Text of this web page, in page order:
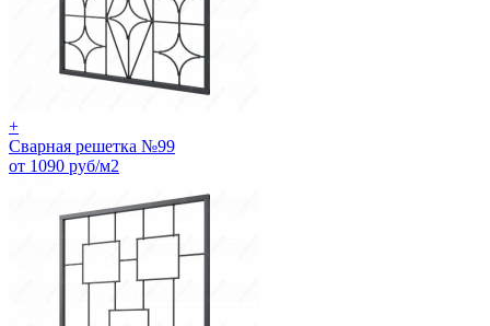
+
Сварная решетка №99
от 1090 руб/м2